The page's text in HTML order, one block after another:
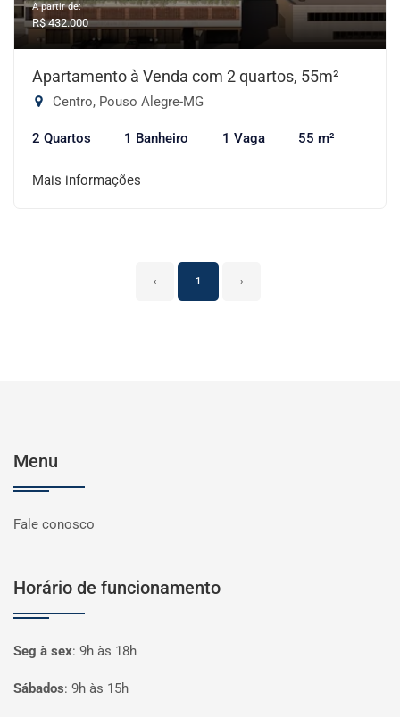
A partir de:
R$ 432.000
Apartamento à Venda com 2 quartos, 55m²
Centro, Pouso Alegre-MG
2 Quartos 1 Banheiro 1 Vaga 55 m²
Mais informações
‹ 1 ›
Menu
Fale conosco
Horário de funcionamento
Seg à sex: 9h às 18h
Sábados: 9h às 15h